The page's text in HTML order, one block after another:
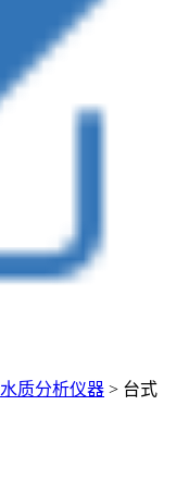
水质分析仪器 > 台式